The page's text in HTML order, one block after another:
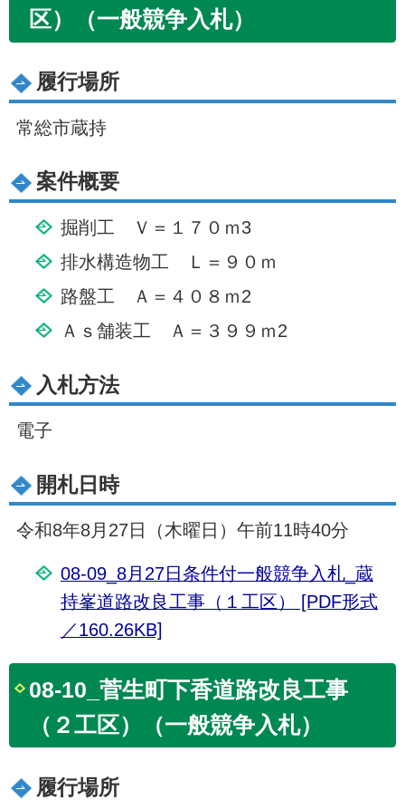
区）（一般競争入札）
履行場所
常総市蔵持
案件概要
掘削工 Ｖ＝１７０ｍ3
排水構造物工 Ｌ＝９０ｍ
路盤工 Ａ＝４０８ｍ2
Ａｓ舗装工 Ａ＝３９９ｍ2
入札方法
電子
開札日時
令和8年8月27日（木曜日）午前11時40分
08-09_8月27日条件付一般競争入札_蔵
持峯道路改良工事（１工区） [PDF形式
／160.26KB]
08-10_菅生町下香道路改良工事
（２工区）（一般競争入札）
履行場所